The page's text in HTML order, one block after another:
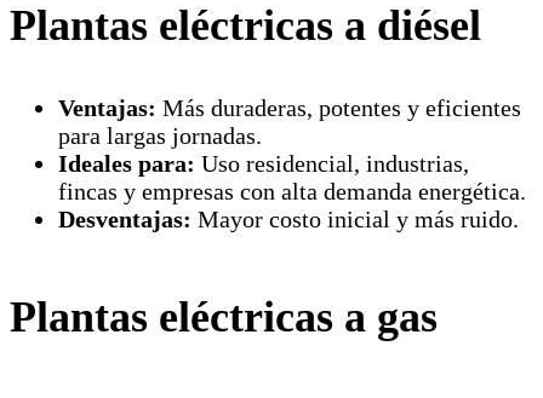
Plantas eléctricas a diésel
Ventajas: Más duraderas, potentes y eficientes
para largas jornadas.
Ideales para: Uso residencial, industrias,
fincas y empresas con alta demanda energética.
Desventajas: Mayor costo inicial y más ruido.
Plantas eléctricas a gas